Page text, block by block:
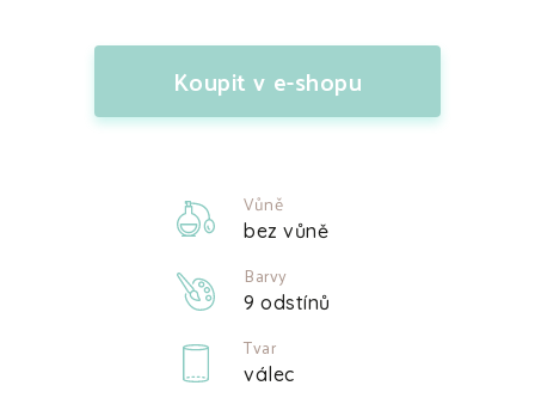
Koupit v e-shopu
Vůně
bez vůně
Barvy
9 odstínů
Tvar
válec